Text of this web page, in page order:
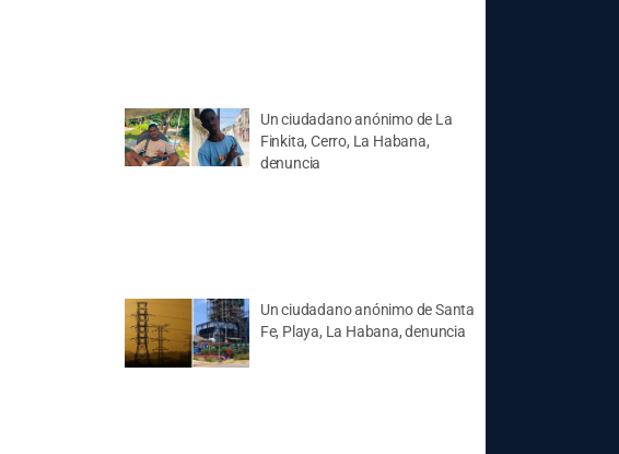
Un ciudadano anónimo de La
Finkita, Cerro, La Habana,
denuncia
Un ciudadano anónimo de Santa
Fe, Playa, La Habana, denuncia